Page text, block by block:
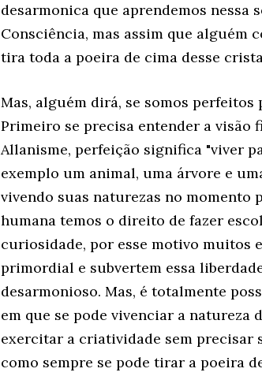
desarmonica que aprendemos nessa
Consciência, mas assim que alguém
tira toda a poeira de cima desse
Mas, alguém dirá, se somos
Primeiro se precisa entender a visão
Allanisme, perfeição significa "viver
exemplo um animal, uma árvore e
vivendo suas naturezas no momento
humana temos o direito de fazer
curiosidade, por esse motivo muitos
primordial e subvertem essa
desarmonioso. Mas, é totalmente
em que se pode vivenciar a natureza
exercitar a criatividade sem precisar
como sempre se pode tirar a poeira